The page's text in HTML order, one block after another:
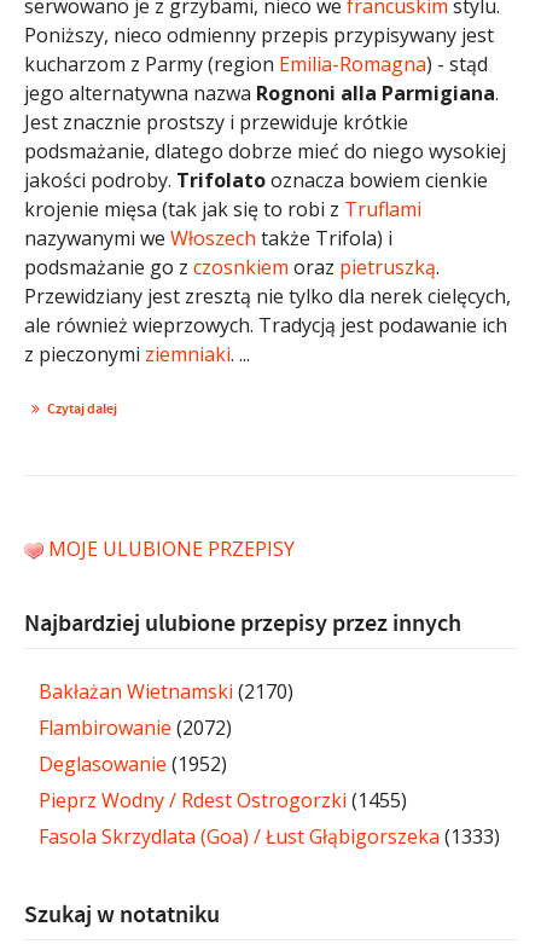
serwowano je z grzybami, nieco we francuskim stylu.
Poniższy, nieco odmienny przepis przypisywany jest
kucharzom z Parmy (region Emilia-Romagna) - stąd
jego alternatywna nazwa Rognoni alla Parmigiana.
Jest znacznie prostszy i przewiduje krótkie
podsmażanie, dlatego dobrze mieć do niego wysokiej
jakości podroby. Trifolatooznacza bowiem cienkie
krojenie mięsa (tak jak się to robi z Truflami
nazywanymi we Włoszech także Trifola) i
podsmażanie go z czosnkiem oraz pietruszką.
Przewidziany jest zresztą nie tylko dla nerek cielęcych,
ale również wieprzowych. Tradycją jest podawanie ich
z pieczonymi ziemniaki. ...
Czytaj dalej
MOJE ULUBIONE PRZEPISY
Najbardziej ulubione przepisy przez innych
Bakłażan Wietnamski (2170)
Flambirowanie (2072)
Deglasowanie (1952)
Pieprz Wodny / Rdest Ostrogorzki (1455)
Fasola Skrzydlata (Goa) / Łust Głąbigorszeka (1333)
Szukaj w notatniku